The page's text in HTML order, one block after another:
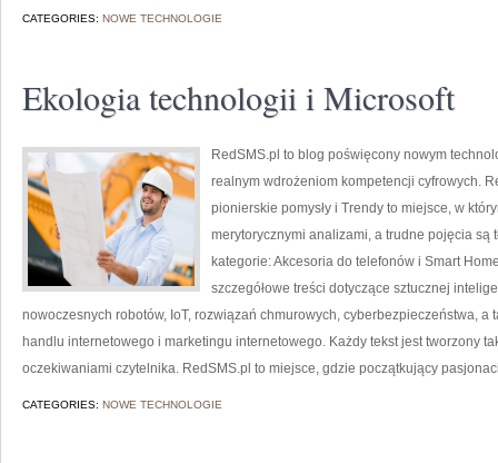
CATEGORIES: NOWE TECHNOLOGIE
Ekologia technologii i Microsoft
RedSMS.pl to blog poświęcony nowym
realnym wdrożeniom kompetencji cyfrowych.
pionierskie pomysły i Trendy to miejsce, w
merytorycznymi analizami, a trudne pojęcia są
kategorie: Akcesoria do telefonów i Smart
szczegółowe treści dotyczące sztucznej
nowoczesnych robotów, IoT, rozwiązań chmurowych, cyberbezpieczeństwa, a
handlu internetowego i marketingu internetowego. Każdy tekst jest tworzony
oczekiwaniami czytelnika. RedSMS.pl to miejsce, gdzie początkujący
CATEGORIES: NOWE TECHNOLOGIE